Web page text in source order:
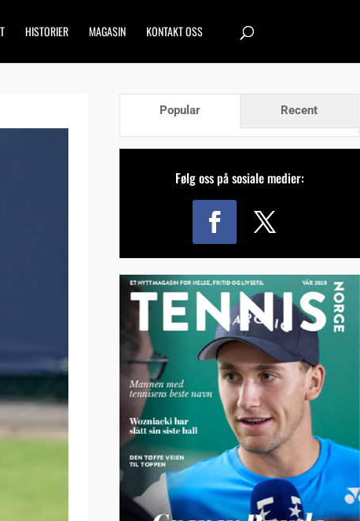
HISTORIER MAGASIN KONTAKT OSS
Popular Recent
Følg oss på sosiale medier: